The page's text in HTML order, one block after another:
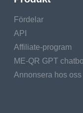
Fördelar
API
Affiliate-program
ME-QR GPT
Annonsera hos oss